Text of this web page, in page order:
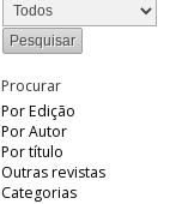
Procurar
Por Edição
Por Autor
Por título
Outras revistas
Categorias